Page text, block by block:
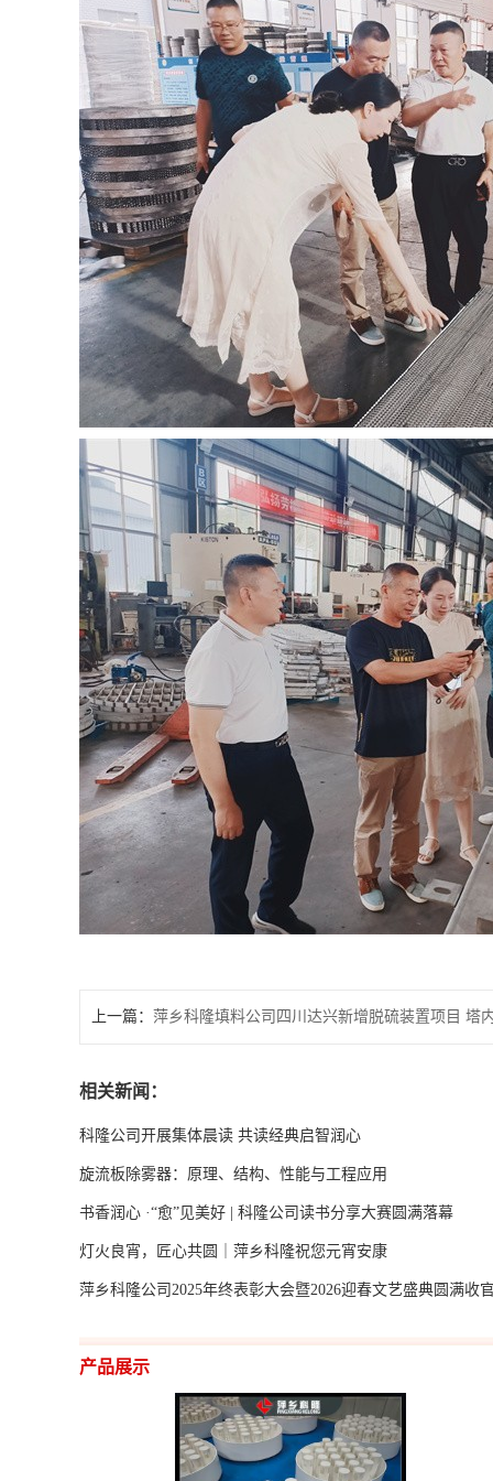
上一篇： 萍乡科隆填料公司四川达兴新增脱硫装置项目 塔
相关新闻：
科隆公司开展集体晨读 共读经典启智润心
旋流板除雾器：原理、结构、性能与工程应用
书香润心 ·“愈”见美好 | 科隆公司读书分享大赛圆满落幕
灯火良宵，匠心共圆｜萍乡科隆祝您元宵安康
萍乡科隆公司2025年终表彰大会暨2026迎春文艺盛典圆满收
产品展示